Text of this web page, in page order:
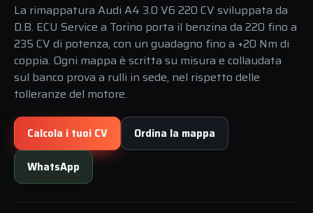
La rimappatura Audi A4 3.0 V6 220 CV sviluppata da
D.B. ECU Service a Torino porta il benzina da 220 fino a
235 CV di potenza, con un guadagno fino a +20 Nm di
coppia. Ogni mappa è scritta su misura e collaudata
sul banco prova a rulli in sede, nel rispetto delle
tolleranze del motore.
Calcola i tuoi CV Ordina la mappa
WhatsApp